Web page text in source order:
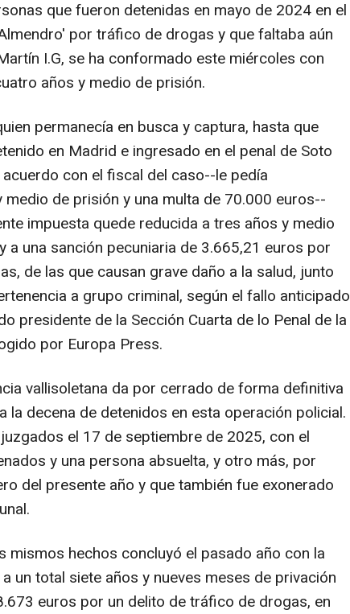
que fueron detenidas en mayo de 2024 en el
por tráfico de drogas y que faltaba aún
I.G, se ha conformado este miércoles con
años y medio de prisión.
permanecía en busca y captura, hasta que
en Madrid e ingresado en el penal de Soto
acuerdo con el fiscal del caso--le pedía
medio de prisión y una multa de 70.000 euros--
impuesta quede reducida a tres años y medio
a una sanción pecuniaria de 3.665,21 euros por
de las que causan grave daño a la salud, junto
a grupo criminal, según el fallo anticipado
presidente de la Sección Cuarta de lo Penal de la
por Europa Press.
vallisoletana da por cerrado de forma definitiva
la decena de detenidos en esta operación policial.
el 17 de septiembre de 2025, con el
y una persona absuelta, y otro más, por
del presente año y que también fue exonerado
mismos hechos concluyó el pasado año con la
un total siete años y nueves meses de privación
euros por un delito de tráfico de drogas, en